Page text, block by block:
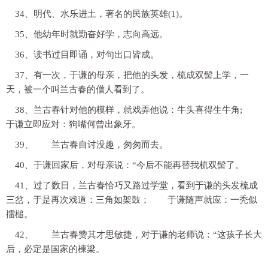
34、明代、水乐进土，著名的民族英雄(1)。
35、他幼年时就勤奋好学，志向高远。
36、读书过目即诵，对句出口皆成。
37、有一次，于谦的母亲，把他的头发，梳成双髻上学，一
天，被一个叫兰古春的僧人看到了。
38、兰古春针对他的模样，就戏弄他说：牛头喜得生牛角;
于谦立即应对：狗嘴何曾出象牙。
39、 兰古春自讨没趣，匆匆而去。
40、于谦回家后，对母亲说：“今后不能再替我梳双髻了。
41、过了数日，兰古春恰巧又路过学堂，看到于谦的头发梳成
三岔，于是再次戏道：三角如架鼓； 于谦随声就应：一秃似
擂槌。
42、 兰古春赞其才思敏捷，对于谦的老师说：“这孩子长大
后，必定是国家的楝梁。